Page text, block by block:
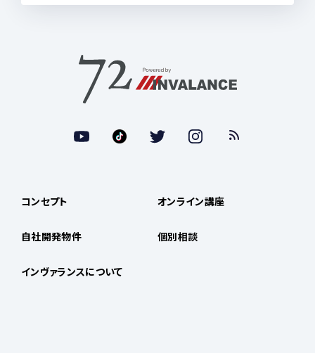
コンセプト
自社開発物件
インヴァランスについて
オンライン講座
個別相談